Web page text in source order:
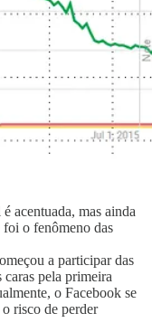
acentuada, mas ainda
o fenômeno das
a participar das
pela primeira
o Facebook se
risco de perder